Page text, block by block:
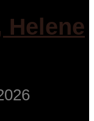
Helene